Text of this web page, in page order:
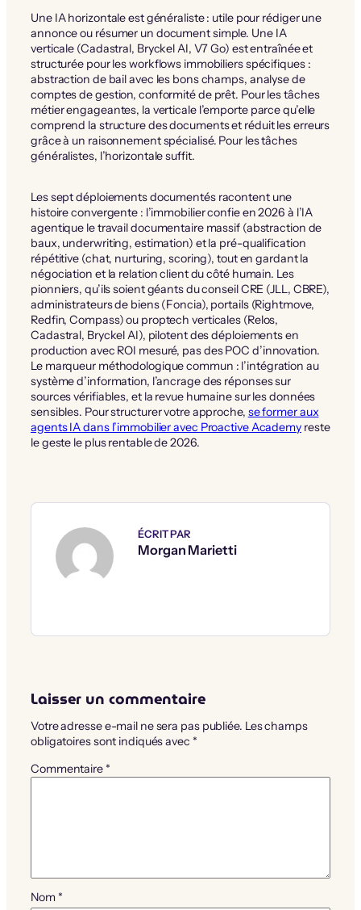
Une IA horizontale est généraliste : utile pour rédiger une
annonce ou résumer un document simple. Une IA
verticale (Cadastral, Bryckel AI, V7 Go) est entraînée et
structurée pour les workflows immobiliers spécifiques :
abstraction de bail avec les bons champs, analyse de
comptes de gestion, conformité de prêt. Pour les tâches
métier engageantes, la verticale l’emporte parce qu’elle
comprend la structure des documents et réduit les erreurs
grâce à un raisonnement spécialisé. Pour les tâches
généralistes, l’horizontale suffit.
Les sept déploiements documentés racontent une
histoire convergente : l’immobilier confie en 2026 à l’IA
agentique le travail documentaire massif (abstraction de
baux, underwriting, estimation) et la pré-qualification
répétitive (chat, nurturing, scoring), tout en gardant la
négociation et la relation client du côté humain. Les
pionniers, qu’ils soient géants du conseil CRE (JLL, CBRE),
administrateurs de biens (Foncia), portails (Rightmove,
Redfin, Compass) ou proptech verticales (Relos,
Cadastral, Bryckel AI), pilotent des déploiements en
production avec ROI mesuré, pas des POC d’innovation.
Le marqueur méthodologique commun : l’intégration au
système d’information, l’ancrage des réponses sur
sources vérifiables, et la revue humaine sur les données
sensibles. Pour structurer votre approche, se former aux
agents IA dans l’immobilier avec Proactive Academy reste
le geste le plus rentable de 2026.
ÉCRIT PAR
Morgan Marietti
Laisser un commentaire
Votre adresse e-mail ne sera pas publiée. Les champs
obligatoires sont indiqués avec *
Commentaire *
Nom *